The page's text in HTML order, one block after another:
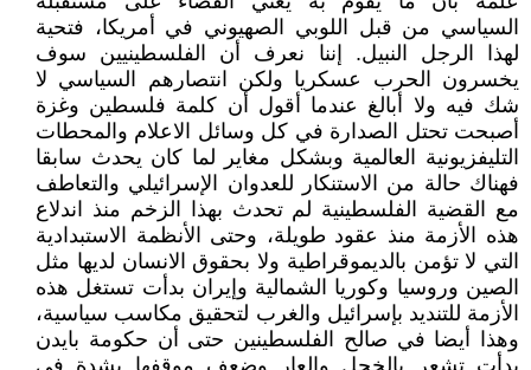
السياسي من قبل اللوبي الصهيوني في أمريكا، فتحية
لهذا الرجل النبيل. إننا نعرف أن الفلسطينيين سوف
يخسرون الحرب عسكريا ولكن انتصارهم السياسي لا
شك فيه ولا أبالغ عندما أقول أن كلمة فلسطين وغزة
أصبحت تحتل الصدارة في كل وسائل الاعلام والمحطات
التليفزيونية العالمية وبشكل مغاير لما كان يحدث سابقا
فهناك حالة من الاستنكار للعدوان الإسرائيلي والتعاطف
مع القضية الفلسطينية لم تحدث بهذا الزخم منذ اندلاع
هذه الأزمة منذ عقود طويلة، وحتى الأنظمة الاستبدادية
التي لا تؤمن بالديموقراطية ولا بحقوق الانسان لديها مثل
الصين وروسيا وكوريا الشمالية وإيران بدأت تستغل هذه
الأزمة للتنديد بإسرائيل والغرب لتحقيق مكاسب سياسية،
وهذا أيضا في صالح الفلسطينين حتى أن حكومة بايدن